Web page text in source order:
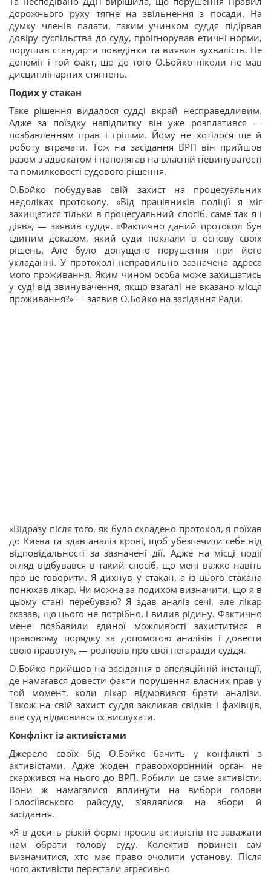
дорожнього руху тягне на звільнення з посади. На
думку членів палати, таким учинком суддя підірвав
довіру суспільства до суду, проігнорував етичні норми,
порушив стандарти поведінки та виявив зухвалість. Не
допоміг і той факт, що до того О.Бойко ніколи не мав
дисциплінарних стягнень.
Подих у стакан
Таке рішення видалося судді вкрай несправедливим.
Адже за поїздку напідпитку він уже розплатився —
позбавленням прав і грішми. Йому не хотілося ще й
роботу втрачати. Тож на засідання ВРП він прийшов
разом з адвокатом і наполягав на власній невинуватості
та помилковості судового рішення.
О.Бойко побудував свій захист на процесуальних
недоліках протоколу. «Від працівників поліції я міг
захищатися тільки в процесуальний спосіб, саме так я і
діяв», — заявив суддя. «Фактично даний протокол був
єдиним доказом, який суди поклали в основу своїх
рішень. Але було допущено порушення при його
укладанні. У протоколі неправильно зазначена адреса
мого проживання. Яким чином особа може захищатись
у суді від звинувачення, якщо взагалі не вказано місця
проживання?» — заявив О.Бойко на засідання Ради.
«Відразу після того, як було складено протокол, я поїхав
до Києва та здав аналіз крові, щоб убезпечити себе від
відповідальності за зазначені дії. Адже на місці події
огляд відбувався в такий спосіб, що мені важко навіть
про це говорити. Я дихнув у стакан, а із цього стакана
понюхав лікар. Чи можна за подихом визначити, що я в
цьому стані перебуваю? Я здав аналіз сечі, але лікар
сказав, що цього не потрібно, і вилив рідину. Фактично
мене позбавили єдиної можливості захиститися в
правовому порядку за допомогою аналізів і довести
свою правоту», — розповів про свої негаразди суддя.
О.Бойко прийшов на засідання в апеляційній інстанції,
де намагався довести факти порушення власних прав у
той момент, коли лікар відмовився брати аналізи.
Також на свій захист суддя закликав свідків і фахівців,
але суд відмовився їх вислухати.
Конфлікт із активістами
Джерело своїх бід О.Бойко бачить у конфлікті з
активістами. Адже жоден правоохоронний орган не
скаржився на нього до ВРП. Робили це саме активісти.
Вони ж намагалися вплинути на вибори голови
Голосіївського райсуду, з’являлися на збори й
засідання.
«Я в досить різкій формі просив активістів не заважати
нам обрати голову суду. Колектив повинен сам
визначитися, хто має право очолити установу. Після
чого активісти перестали агресивно